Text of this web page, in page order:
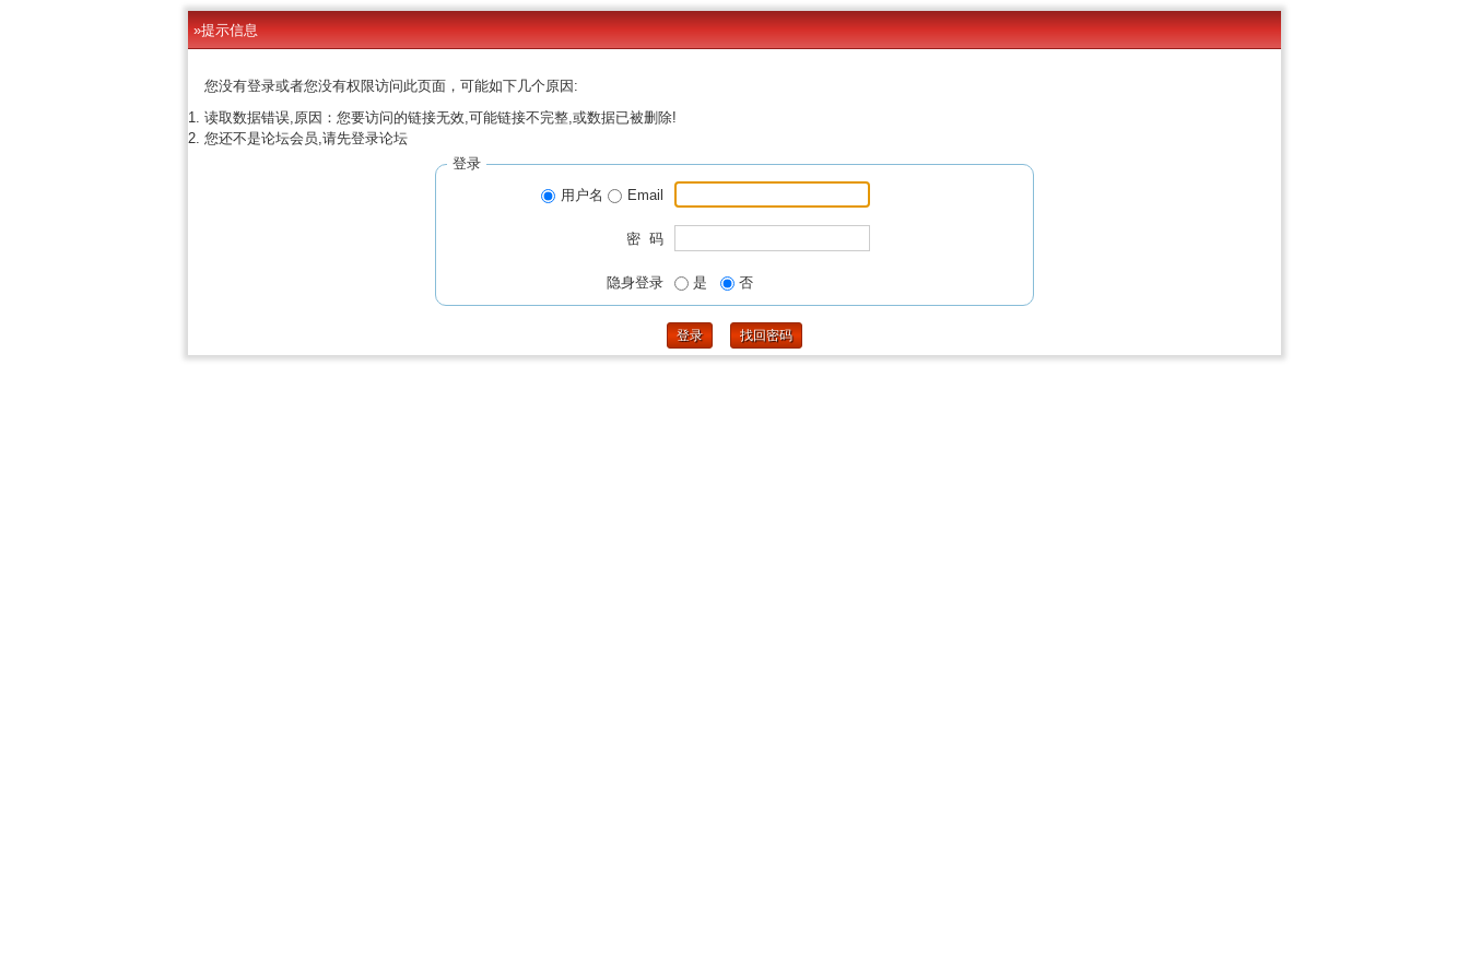
»提示信息
您没有登录或者您没有权限访问此页面，可能如下几个原因:
读取数据错误,原因：您要访问的链接无效,可能链接不完整,或数据已被删除!
您还不是论坛会员,请先登录论坛
登录
用户名
Email
密 码
隐身登录 是 否